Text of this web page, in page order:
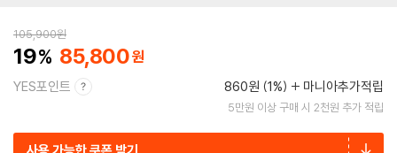
105,900원
19 85,800
YES포인트 860원 (1%) 마니아추가적립
5만원 이상 구매 시 2천원 추가 적립